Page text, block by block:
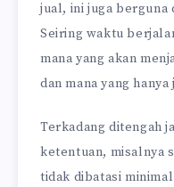
jual, ini juga berguna
Seiring waktu
mana yang akan
dan mana yang
Terkadang ditengah
ketentuan, misalnya
tidak dibatasi